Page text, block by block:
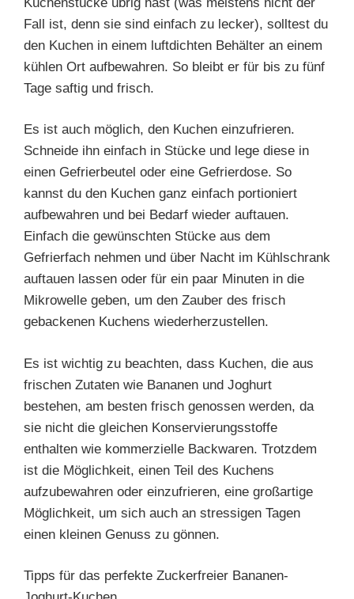
Fall ist, denn sie sind einfach zu lecker), solltest du
den Kuchen in einem luftdichten Behälter an einem
kühlen Ort aufbewahren. So bleibt er für bis zu fünf
Tage saftig und frisch.
Es ist auch möglich, den Kuchen einzufrieren.
Schneide ihn einfach in Stücke und lege diese in
einen Gefrierbeutel oder eine Gefrierdose. So
kannst du den Kuchen ganz einfach portioniert
aufbewahren und bei Bedarf wieder auftauen.
Einfach die gewünschten Stücke aus dem
Gefrierfach nehmen und über Nacht im Kühlschrank
auftauen lassen oder für ein paar Minuten in die
Mikrowelle geben, um den Zauber des frisch
gebackenen Kuchens wiederherzustellen.
Es ist wichtig zu beachten, dass Kuchen, die aus
frischen Zutaten wie Bananen und Joghurt
bestehen, am besten frisch genossen werden, da
sie nicht die gleichen Konservierungsstoffe
enthalten wie kommerzielle Backwaren. Trotzdem
ist die Möglichkeit, einen Teil des Kuchens
aufzubewahren oder einzufrieren, eine großartige
Möglichkeit, um sich auch an stressigen Tagen
einen kleinen Genuss zu gönnen.
Tipps für das perfekte Zuckerfreier Bananen-